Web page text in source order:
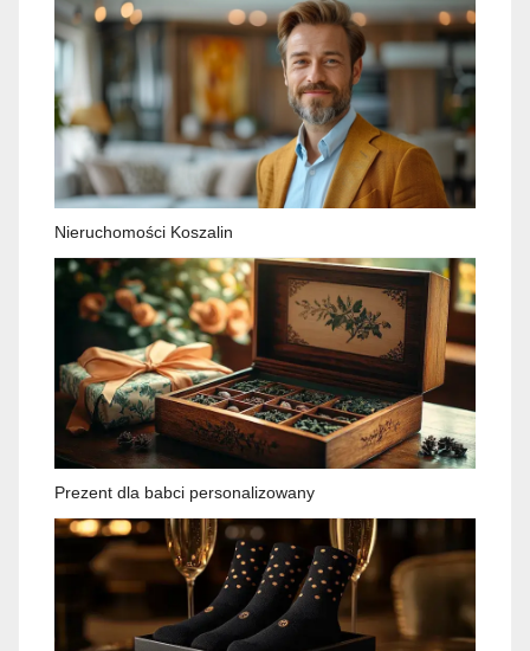
Nieruchomości Koszalin
Prezent dla babci personalizowany